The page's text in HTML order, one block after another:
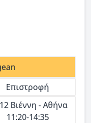
Επιστροφή
Βιέννη - Αθήνα
11:20-14:35